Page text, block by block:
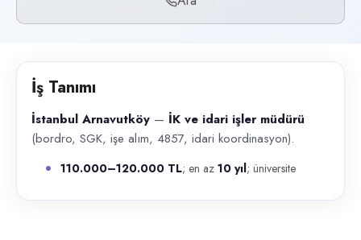
İlan açıklaması
İstanbul Arnavutköy — İK ve idari işler müdürü (bordro, SGK, işe
İş Tanımı
İstanbul Arnavutköy — İK ve idari işler müdürü
(bordro, SGK, işe alım, 4857, idari koordinasyon).
110.000–120.000 TL; en az 10 yıl; üniversite